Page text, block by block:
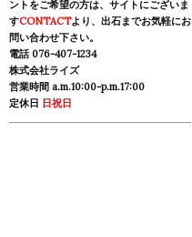
ントをご希望の方は、サイトにございま
すCONTACTより、出石までお気軽にお
問い合わせ下さい。
電話 076-407-1234
株式会社ライズ
営業時間 a.m.10:00-p.m.17:00
定休日 日祝日